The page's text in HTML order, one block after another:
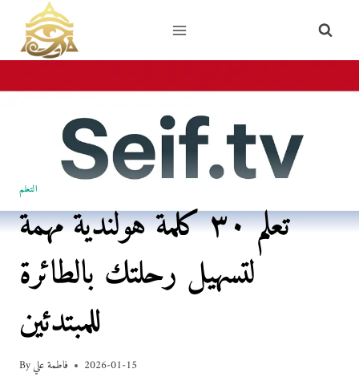
content
التعلم
تعلم ٣٠ كلمة هولندية مهمة
لتسهيل رحلتك بالطائرة
للمبتدئين
Byفاطمة علي 2026-01-15